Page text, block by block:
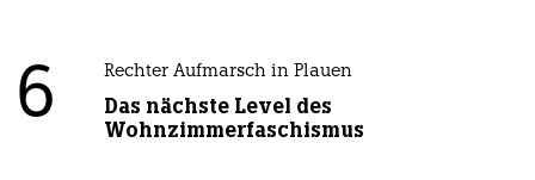
6 Rechter Aufmarsch in Plauen
Das nächste Level des
Wohnzimmerfaschismus